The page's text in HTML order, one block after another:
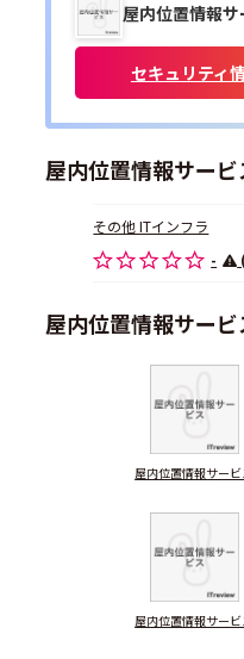
屋内位置情報サ
セキュリティ
屋内位置情報サー
その他 ITインフラ
-
屋内位置情報サー
屋内位置情報サービ
屋内位置情報サービ